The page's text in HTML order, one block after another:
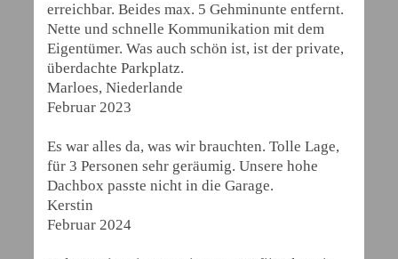
erreichbar. Beides max. 5 Gehminunte entfernt.
Nette und schnelle Kommunikation mit dem
Eigentümer. Was auch schön ist, ist der private,
überdachte Parkplatz.
Marloes, Niederlande
Februar 2023
Es war alles da, was wir brauchten. Tolle Lage,
für 3 Personen sehr geräumig. Unsere hohe
Dachbox passte nicht in die Garage.
Kerstin
Februar 2024